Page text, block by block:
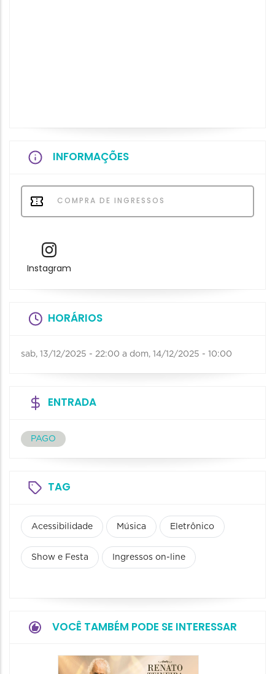
INFORMAÇÕES
COMPRA DE INGRESSOS
Instagram
HORÁRIOS
sab, 13/12/2025 - 22:00 a dom, 14/12/2025 - 10:00
ENTRADA
PAGO
TAG
Acessibilidade Música Eletrônico
Show e Festa Ingressos on-line
VOCÊ TAMBÉM PODE SE INTERESSAR